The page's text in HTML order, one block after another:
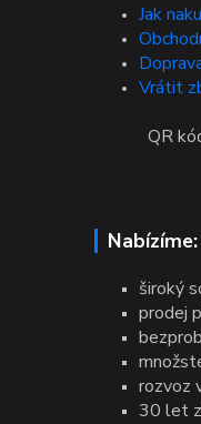
Jak
Vrátit
QR
Nabízíme:
široký
prodej
rozvoz
30 let